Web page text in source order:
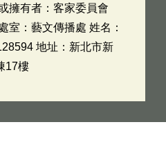
擁有者：客家委員會
室：藝文傳播處 姓名：
地址：新北市新
17樓